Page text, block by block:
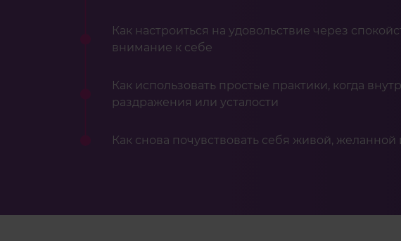
Как настроиться на удовольствие через
внимание к себе
Как использовать простые практики, когда
раздражения или усталости
Как снова почувствовать себя живой,